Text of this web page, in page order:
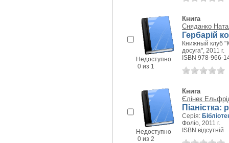
Недоступно
0 из 1
Книга
Сняданко
Гербарій
Книжный клуб
досуга", 2011 г.
ISBN 978-966-
Недоступно
0 из 2
Книга
Єлінек
Піаністка:
Серія:
Фоліо, 2011 г.
ISBN відсутній